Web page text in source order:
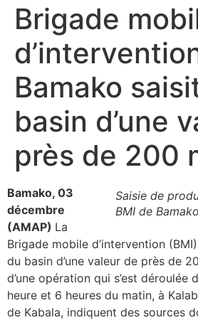
Brigade
Bamako
basin d’une
près de 200
Saisie de
BMI de
Bamako, 03
décembre
(AMAP) La
Brigade mobile d’intervention
du basin d’une valeur de près de
d’une opération qui s’est déroulée
heure et 6 heures du matin, à
de Kabala, indiquent des sources